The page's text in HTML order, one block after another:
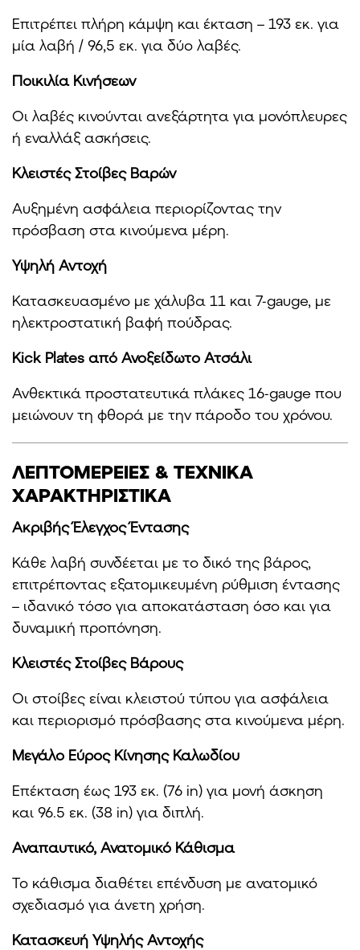
Επιτρέπει πλήρη κάμψη και έκταση – 193 εκ. για
μία λαβή / 96,5 εκ. για δύο λαβές.
Ποικιλία Κινήσεων
Οι λαβές κινούνται ανεξάρτητα για μονόπλευρες
ή εναλλάξ ασκήσεις.
Κλειστές Στοίβες Βαρών
Αυξημένη ασφάλεια περιορίζοντας την
πρόσβαση στα κινούμενα μέρη.
Υψηλή Αντοχή
Κατασκευασμένο με χάλυβα 11 και 7-gauge, με
ηλεκτροστατική βαφή πούδρας.
Kick Plates από Ανοξείδωτο Ατσάλι
Ανθεκτικά προστατευτικά πλάκες 16-gauge που
μειώνουν τη φθορά με την πάροδο του χρόνου.
ΛΕΠΤΟΜΕΡΕΙΕΣ & ΤΕΧΝΙΚΑ
ΧΑΡΑΚΤΗΡΙΣΤΙΚΑ
Ακριβής Έλεγχος Έντασης
Κάθε λαβή συνδέεται με το δικό της βάρος,
επιτρέποντας εξατομικευμένη ρύθμιση έντασης
– ιδανικό τόσο για αποκατάσταση όσο και για
δυναμική προπόνηση.
Κλειστές Στοίβες Βάρους
Οι στοίβες είναι κλειστού τύπου για ασφάλεια
και περιορισμό πρόσβασης στα κινούμενα μέρη.
Μεγάλο Εύρος Κίνησης Καλωδίου
Επέκταση έως 193 εκ. (76 in) για μονή άσκηση
και 96.5 εκ. (38 in) για διπλή.
Αναπαυτικό, Ανατομικό Κάθισμα
Το κάθισμα διαθέτει επένδυση με ανατομικό
σχεδιασμό για άνετη χρήση.
Κατασκευή Υψηλής Αντοχής